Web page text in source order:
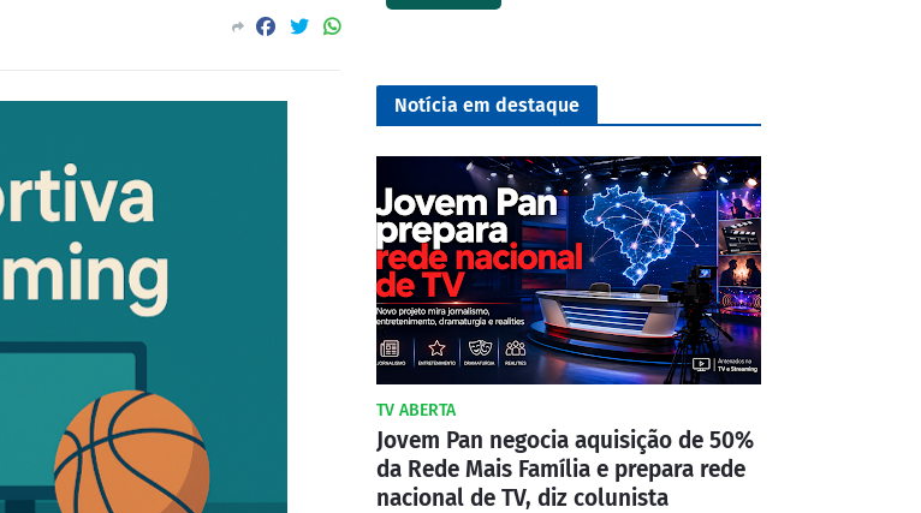
Notícia em destaque
TV ABERTA
Jovem Pan negocia aquisição de 50%
da Rede Mais Família e prepara rede
nacional de TV, diz colunista